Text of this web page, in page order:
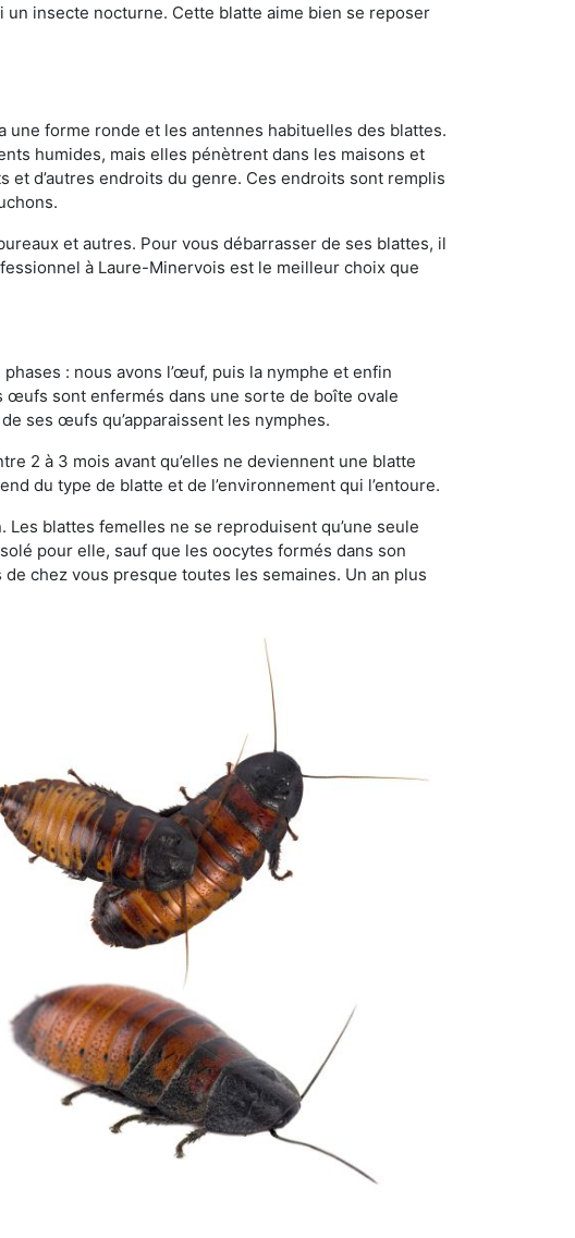
insecte nocturne. Cette blatte aime bien se reposer
une forme ronde et les antennes habituelles des blattes.
humides, mais elles pénètrent dans les maisons et
d’autres endroits du genre. Ces endroits sont remplis
et autres. Pour vous débarrasser de ses blattes, il
à Laure-Minervois est le meilleur choix que
: nous avons l’œuf, puis la nymphe et enfin
œufs sont enfermés dans une sorte de boîte ovale
ses œufs qu’apparaissent les nymphes.
2 à 3 mois avant qu’elles ne deviennent une blatte
du type de blatte et de l’environnement qui l’entoure.
blattes femelles ne se reproduisent qu’une seule
pour elle, sauf que les oocytes formés dans son
chez vous presque toutes les semaines. Un an plus